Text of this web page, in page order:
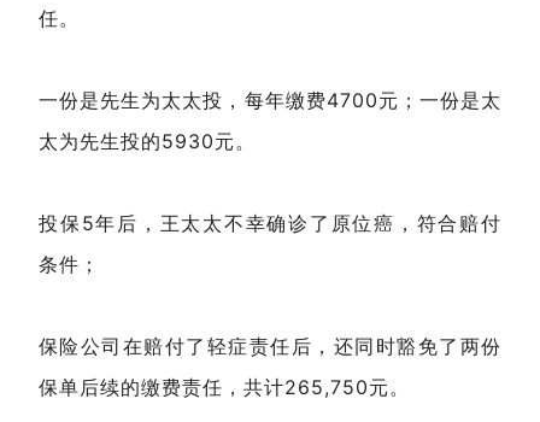
任。
一份是先生为太太投，每年缴费4700元；一份是太
太为先生投的5930元。
投保5年后，王太太不幸确诊了原位癌，符合赔付
条件；
保险公司在赔付了轻症责任后，还同时豁免了两份
保单后续的缴费责任，共计265,750元。